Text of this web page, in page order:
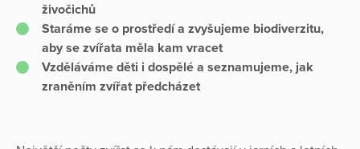
živočichů
Staráme se o prostředí a zvyšujeme biodiverzitu,
aby se zvířata měla kam vracet
Vzděláváme děti i dospělé a seznamujeme, jak
zraněním zvířat předcházet